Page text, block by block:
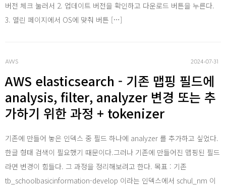
SQL
Word
버전 체크 눌러서 2. 업데이트 버전을 확인하고 다운로드 버튼을 누른다.
3. 열린 페이지에서 OS에 맞춰 버튼 […]
AWS 2024‧07‧31
AWS elasticsearch - 기존 맵핑 필드에
analysis, filter, analyzer 변경 또는 추
가하기 위한 과정 + tokenizer
기존에 만들어 놓은 인덱스 중 필드 하나에 analyzer 를 추가하고 싶었다.
한글 형태 검색이 필요했기 때문이다.그러나 기존에 만들어진 맵핑된 필드
라면 변경이 힘들다. 그 과정을 정리해보려고 한다. 목표 : 기존
tb_schoolbasicinformation-develop 이라는 인덱스에서 schul_nm 이